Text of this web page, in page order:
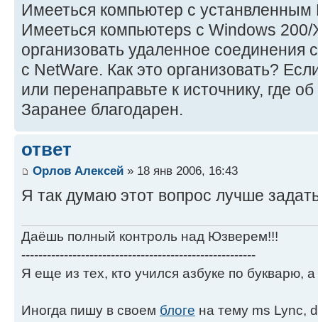
Имееться компьютер с
Имееться компьютерs с Windows
организовать удаленное соединения
с NetWare. Как это организовать?
или перенаправьте к источнику, где
Заранее благодарен.
ответ
Орлов Алексей » 18 янв 2006, 16:43
Я так думаю этот вопрос лучше
Даёшь полный контроль над Юзверем!!!
-------------------------------------------------------
Я еще из тех, кто учился азбуке по букварю,
Иногда пишу в своем блоге на тему ms Lync,